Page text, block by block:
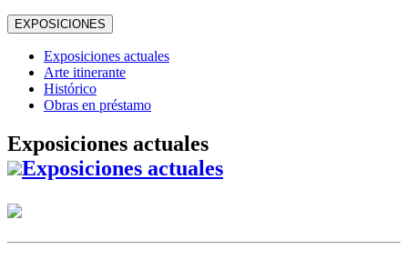
EXPOSICIONES
Exposiciones actuales
Arte itinerante
Histórico
Obras en préstamo
Exposiciones actuales
Exposiciones actuales